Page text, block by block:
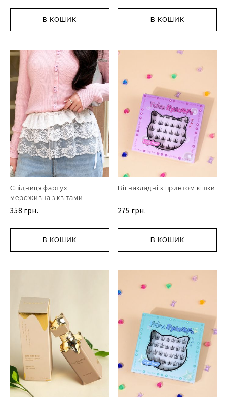
В КОШИК В КОШИК
Спідниця фартух
мереживна з квітами
358 грн.
В КОШИК
Вії накладні з принтом кішки
275 грн.
В КОШИК